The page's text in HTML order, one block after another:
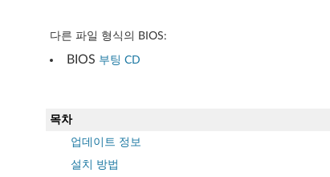
다른 파일 형식의 BIOS:
BIOS 부팅 CD
목차
업데이트 정보
설치 방법